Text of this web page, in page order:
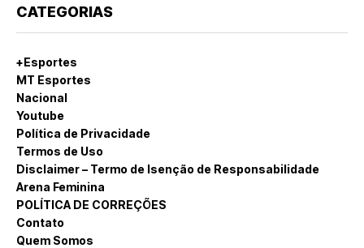
CATEGORIAS
+Esportes
MT Esportes
Nacional
Youtube
Política de Privacidade
Termos de Uso
Disclaimer – Termo de Isenção de Responsabilidade
Arena Feminina
POLÍTICA DE CORREÇÕES
Contato
Quem Somos